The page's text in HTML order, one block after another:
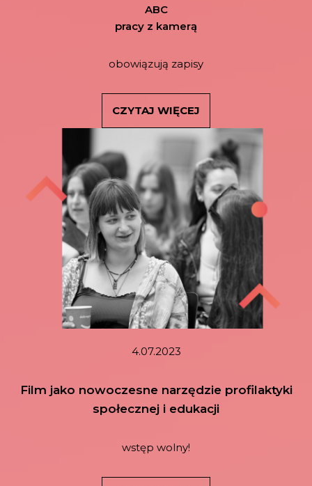
ABC
pracy z kamerą
obowiązują zapisy
CZYTAJ WIĘCEJ
4.07.2023
Film jako nowoczesne narzędzie profilaktyki
społecznej i edukacji
wstęp wolny!